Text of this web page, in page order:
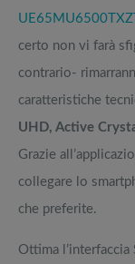
UE65MU6500TXZT
certo non vi farà
contrario-
caratteristiche
UHD, Active
Grazie
collegare lo
che preferite.
Ottima l’interfaccia